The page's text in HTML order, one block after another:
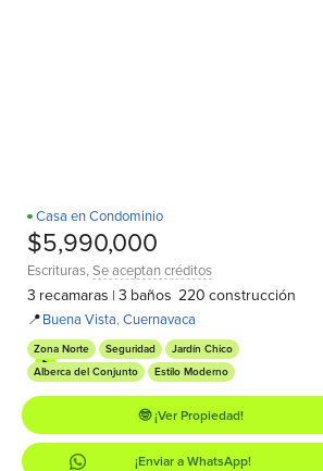
D
Casa en Condominio
$5,990,000
Escrituras,Se aceptan créditos
3 recamaras | 3 baños 220 construcción
📍Buena Vista,Cuernavaca
Zona Norte Seguridad
Jardín Chico
Alberca del Conjunto
Estilo Moderno
🤓 ¡Ver Propiedad!
¡Enviar a WhatsApp!